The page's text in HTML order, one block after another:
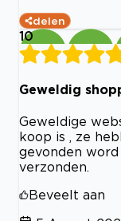
delen
10
Geweldig
Geweldige
koop is , ze
gevonden
verzonden.
Beveelt aan